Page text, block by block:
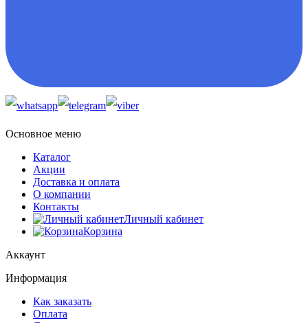
Основное меню
Каталог
Акции
Доставка и оплата
О компании
Контакты
Личный кабинет
Корзина
Аккаунт
Информация
Как заказать
Оплата